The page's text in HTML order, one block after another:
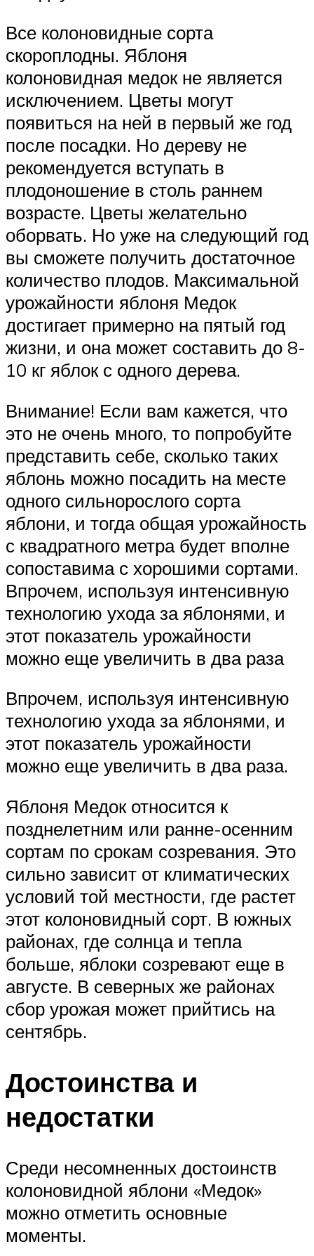
Все колоновидные сорта
скороплодны. Яблоня
колоновидная медок не является
исключением. Цветы могут
появиться на ней в первый же год
после посадки. Но дереву не
рекомендуется вступать в
плодоношение в столь раннем
возрасте. Цветы желательно
оборвать. Но уже на следующий год
вы сможете получить достаточное
количество плодов. Максимальной
урожайности яблоня Медок
достигает примерно на пятый год
жизни, и она может составить до 8-
10 кг яблок с одного дерева.
Внимание! Если вам кажется, что
это не очень много, то попробуйте
представить себе, сколько таких
яблонь можно посадить на месте
одного сильнорослого сорта
яблони, и тогда общая урожайность
с квадратного метра будет вполне
сопоставима с хорошими сортами.
Впрочем, используя интенсивную
технологию ухода за яблонями, и
этот показатель урожайности
можно еще увеличить в два раза
Впрочем, используя интенсивную
технологию ухода за яблонями, и
этот показатель урожайности
можно еще увеличить в два раза.
Яблоня Медок относится к
позднелетним или ранне-осенним
сортам по срокам созревания. Это
сильно зависит от климатических
условий той местности, где растет
этот колоновидный сорт. В южных
районах, где солнца и тепла
больше, яблоки созревают еще в
августе. В северных же районах
сбор урожая может прийтись на
сентябрь.
Достоинства и
недостатки
Среди несомненных достоинств
колоновидной яблони «Медок»
можно отметить основные
моменты.